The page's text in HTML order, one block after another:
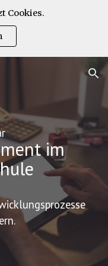
Cookies.
im